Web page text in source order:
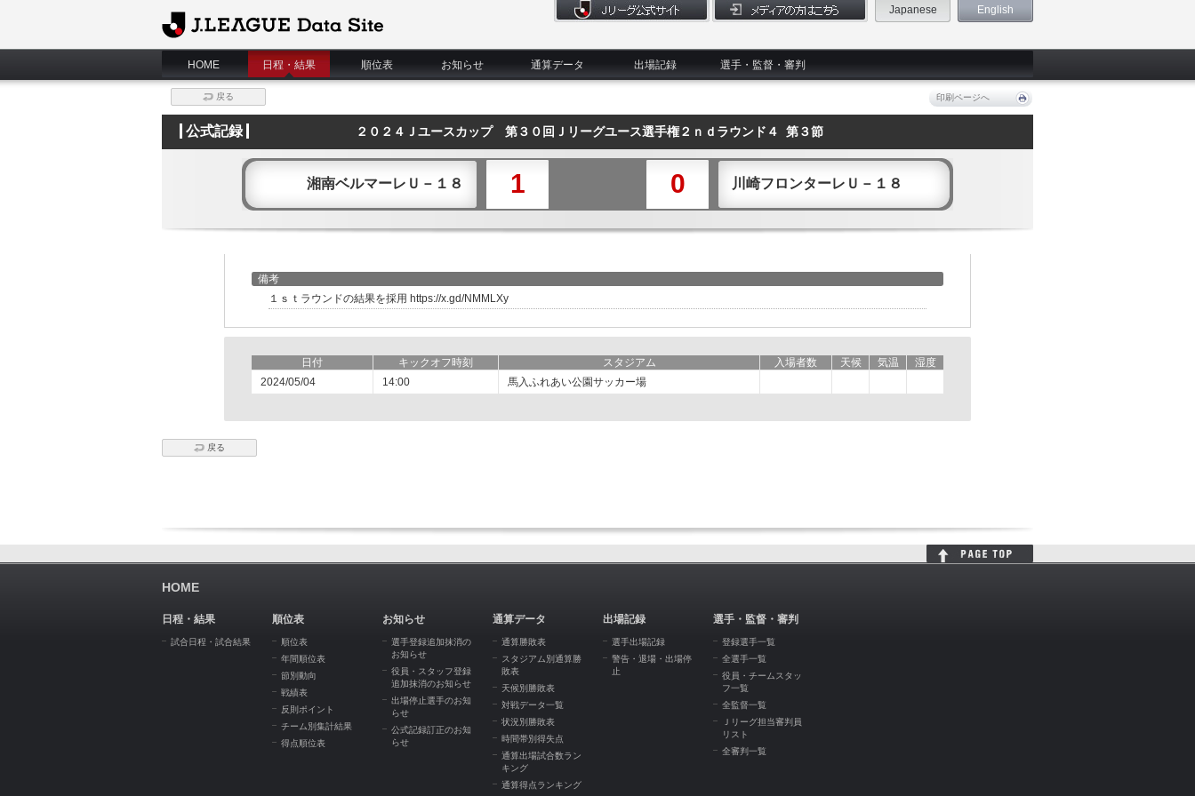
J.League Data Site
Japanese English
HOME 日程・結果 順位表 お知らせ 通算データ 出場記録 選手・監督・審判
戻る 印刷ページへ
公式記録 ２０２４Ｊユースカップ 第３０回Ｊリーグユース選手権２ｎｄラウンド４ 第３節
湘南ベルマーレＵ－１８ 1 0 川崎フロンターレＵ－１８
備考
１ｓｔラウンドの結果を採用 https://x.gd/NMMLXy
日付 キックオフ時刻 スタジアム 入場者数 天候 気温
湿度
2024/05/04
14:00 馬入ふれあい公園サッカー場
戻る
HOME
日程・結果
試合日程・試合結果
順位表
順位表
年間順位表
節別動向
戦績表
反則ポイント
チーム別集計結果
得点順位表
お知らせ
選手登録追加抹消の
お知らせ
役員・スタッフ登録
追加抹消のお知らせ
出場停止選手のお知
らせ
公式記録訂正のお知
らせ
通算データ
通算勝敗表
スタジアム別通算勝
敗表
天候別勝敗表
対戦データ一覧
状況別勝敗表
時間帯別得失点
通算出場試合数ラン
キング
通算得点ランキング
出場記録
選手出場記録
警告・退場・出場停
止
選手・監督・審判
登録選手一覧
全選手一覧
役員・チームスタッ
フ一覧
全監督一覧
Ｊリーグ担当審判員
リスト
全審判一覧